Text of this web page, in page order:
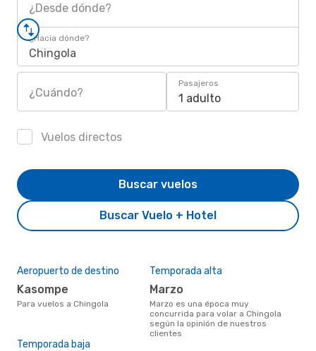
¿Desde dónde?
¿Hacia dónde?
Chingola
¿Cuándo?
Pasajeros
1 adulto
Vuelos directos
Buscar Vuelo + Hotel
Buscar vuelos
Aeropuerto de destino
Kasompe
Para vuelos a Chingola
Temporada alta
marzo
marzo es una época muy
concurrida para volar a Chingola
según la opinión de nuestros
clientes
Temporada baja